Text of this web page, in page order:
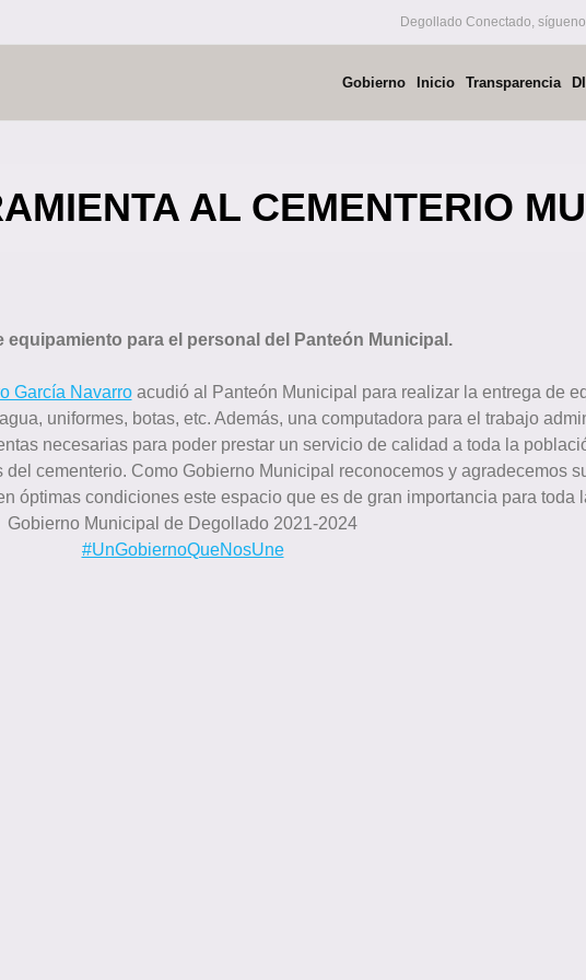
Degollado Conectado,
Gobierno Inicio Transparencia
AL CEMENTERIO
equipamiento para el personal del Panteón Municipal.
García Navarroacudió al Panteón Municipal para realizar la entrega de
uniformes, botas, etc. Además, una computadora para el trabajo
necesarias para poder prestar un servicio de calidad a toda la
cementerio. Como Gobierno Municipal reconocemos y agradecemos
óptimas condiciones este espacio que es de gran importancia para toda
Gobierno Municipal de Degollado 2021-2024
#UnGobiernoQueNosUne